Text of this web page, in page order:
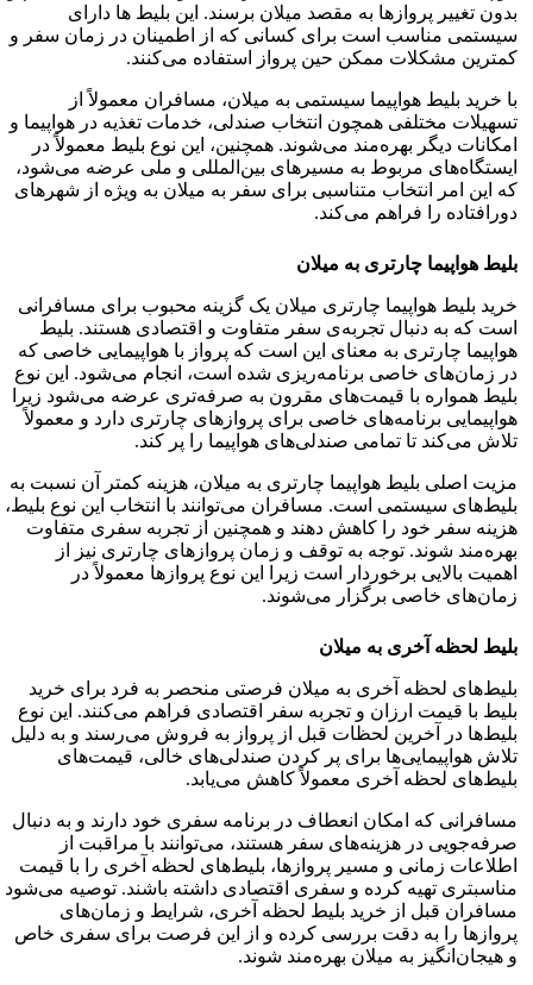
بدون تغییر پروازها به مقصد میلان برسند. این بلیط ها دارای
سیستمی مناسب است برای کسانی که از اطمینان در زمان سفر و
کمترین مشکلات ممکن حین پرواز استفاده می‌کنند.
با خرید بلیط هواپیما سیستمی به میلان، مسافران معمولاً از
تسهیلات مختلفی همچون انتخاب صندلی، خدمات تغذیه در هواپیما و
امکانات دیگر بهره‌مند می‌شوند. همچنین، این نوع بلیط معمولاً در
ایستگاه‌های مربوط به مسیرهای بین‌المللی و ملی عرضه می‌شود،
که این امر انتخاب متناسبی برای سفر به میلان به ویژه از شهرهای
دورافتاده را فراهم می‌کند.
بلیط هواپیما چارتری به میلان
خرید بلیط هواپیما چارتری میلان یک گزینه محبوب برای مسافرانی
است که به دنبال تجربه‌ی سفر متفاوت و اقتصادی هستند. بلیط
هواپیما چارتری به معنای این است که پرواز با هواپیمایی خاصی که
در زمان‌های خاصی برنامه‌ریزی شده است، انجام می‌شود. این نوع
بلیط همواره با قیمت‌های مقرون به صرفه‌تری عرضه می‌شود زیرا
هواپیمایی برنامه‌های خاصی برای پروازهای چارتری دارد و معمولاً
تلاش می‌کند تا تمامی صندلی‌های هواپیما را پر کند.
مزیت اصلی بلیط هواپیما چارتری به میلان، هزینه کمتر آن نسبت به
بلیط‌های سیستمی است. مسافران می‌توانند با انتخاب این نوع بلیط،
هزینه سفر خود را کاهش دهند و همچنین از تجربه سفری متفاوت
بهره‌مند شوند. توجه به توقف و زمان پروازهای چارتری نیز از
اهمیت بالایی برخوردار است زیرا این نوع پروازها معمولاً در
زمان‌های خاصی برگزار می‌شوند.
بلیط لحظه آخری به میلان
بلیط‌های لحظه آخری به میلان فرصتی منحصر به فرد برای خرید
بلیط با قیمت ارزان و تجربه سفر اقتصادی فراهم می‌کنند. این نوع
بلیط‌ها در آخرین لحظات قبل از پرواز به فروش می‌رسند و به دلیل
تلاش هواپیمایی‌ها برای پر کردن صندلی‌های خالی، قیمت‌های
بلیط‌های لحظه آخری معمولاً کاهش می‌یابد.
مسافرانی که امکان انعطاف در برنامه سفری خود دارند و به دنبال
صرفه‌جویی در هزینه‌های سفر هستند، می‌توانند با مراقبت از
اطلاعات زمانی و مسیر پروازها، بلیط‌های لحظه آخری را با قیمت
مناسبتری تهیه کرده و سفری اقتصادی داشته باشند. توصیه می‌شود
مسافران قبل از خرید بلیط لحظه آخری، شرایط و زمان‌های
پروازها را به دقت بررسی کرده و از این فرصت برای سفری خاص
و هیجان‌انگیز به میلان بهره‌مند شوند.